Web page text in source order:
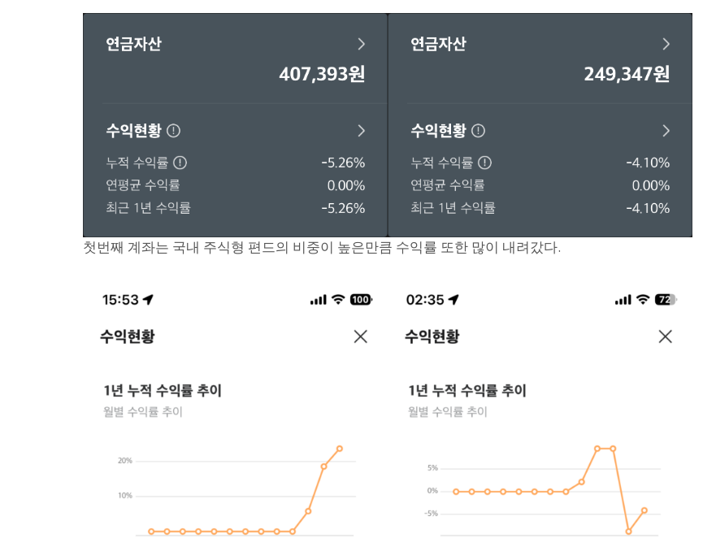
첫번째 계좌는 국내 주식형 편드의 비중이 높은만큼 수익률 또한 많이 내려갔다.